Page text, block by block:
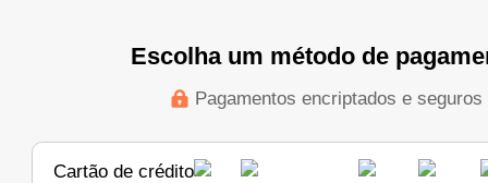
Escolha um método de
Pagamentos encriptados e seguros
Cartão de crédito